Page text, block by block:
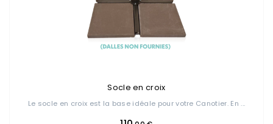
Socle en croix
Le socle en croix est la base idéale pour votre Canotier. En ...